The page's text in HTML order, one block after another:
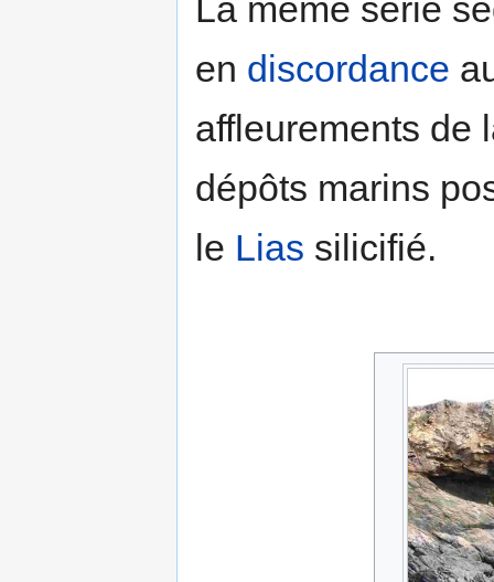
La même série
en discordance
affleurements de
dépôts marins
le Lias silicifié.